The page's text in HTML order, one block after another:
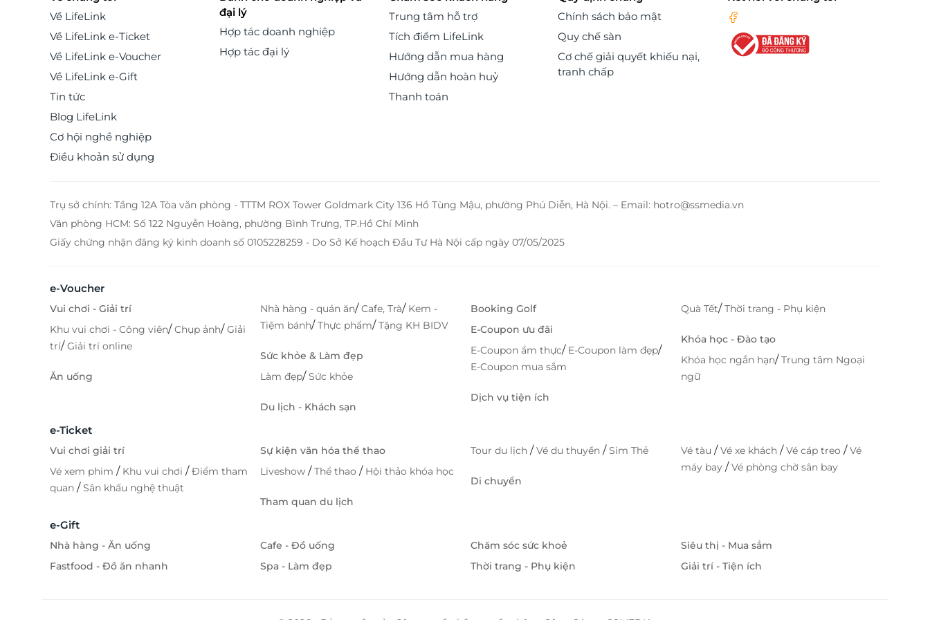
SUNMATE hiện là sự lựa chọn tuyệt vời nhất dành cho
những ai đang tìm kiếm một chiếc đồng hồ giá rẻ
nhưng sở hữu chất lượng cao và bền bỉ sau thời gian dài
sử dụng. Thương hiệu Qings: Tất cả sản phẩm trang sức
được kiểm tra kĩ lưỡng để đảm bảo độ an toàn, thân
thiện với làn da và không gây kích ứng khi sử dụng.
Điều này là một trong những điểm khác biệt giữa sản
phẩm Qings với các dòng trang sức giá rẻ khác. Với
mục tiêu là sự hài lòng của khách hàng, Watchshop
luôn phát triển các mặt hàng của mình, cập nhật những
mẫu mã mới nhất, chất lượng tốt nhất, với mức giá cả
Về LifeLink
Về LifeLink e-Ticket
Về LifeLink e-Voucher
Về LifeLink e-Gift
Tin tức
Blog LifeLink
Cơ hội nghề nghiệp
Điều khoản sử dụng
đại lý
Hợp tác doanh nghiệp
Hợp tác đại lý
Trung tâm hỗ trợ
Tích điểm LifeLink
Hướng dẫn mua hàng
Hướng dẫn hoàn huỷ
Thanh toán
Chính sách bảo mật
Quy chế sàn
Cơ chế giải quyết khiếu nại,
tranh chấp
Trụ sở chính: Tầng 12A Tòa văn phòng - TTTM ROX Tower Goldmark City 136 Hồ Tùng Mậu, phường Phú Diễn, Hà Nội. – Email: hotro@ssmedia.vn
Văn phòng HCM: Số 122 Nguyễn Hoàng, phường Bình Trưng, TP.Hồ Chí Minh
Giấy chứng nhận đăng ký kinh doanh số 0105228259 - Do Sở Kế hoạch Đầu Tư Hà Nội cấp ngày 07/05/2025
e-Voucher
Vui chơi - Giải trí
Khu vui chơi - Công viên/Chụp ảnh/Giải
trí/Giải trí online
Ăn uống
Nhà hàng - quán ăn/Cafe, Trà/ Kem -
Tiệm bánh/Thực phẩm/Tặng KH BIDV
Sức khỏe & Làm đẹp
Làm đẹp/Sức khỏe
Du lịch - Khách sạn
Booking Golf
E-Coupon ưu đãi
E-Coupon ẩm thực/ E-Coupon làm đẹp/
E-Coupon mua sắm
Dịch vụ tiện ích
Quà Tết/Thời trang - Phụ kiện
Khóa học - Đào tạo
Khóa học ngắn hạn/Trung tâm Ngoại
ngữ
e-Ticket
Vui chơi giải trí
Vé xem phim / Khu vui chơi /Điểm tham
quan /Sân khấu nghệ thuật
Sự kiện văn hóa thể thao
Liveshow /Thể thao / Hội thảo khóa học
Tham quan du lịch
Tour du lịch /Vé du thuyền /Sim Thẻ
Di chuyển
Vé tàu /Vé xe khách /Vé cáp treo /Vé
máy bay /Vé phòng chờ sân bay
e-Gift
Nhà hàng - Ăn uống
Fastfood - Đồ ăn nhanh
Cafe - Đồ uống
Spa - Làm đẹp
Chăm sóc sức khoẻ
Thời trang - Phụ kiện
Siêu thị - Mua sắm
Giải trí - Tiện ích